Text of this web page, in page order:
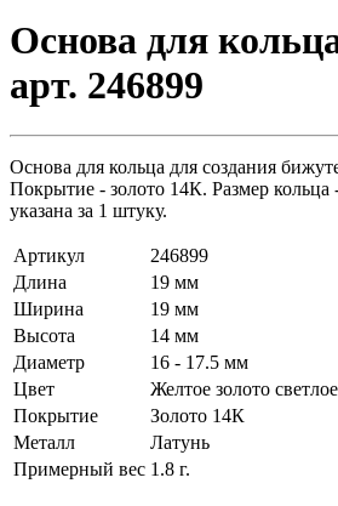
Основа для
арт. 246899
Основа для кольца для создания
Покрытие - золото 14К. Размер
указана за 1 штуку.
Артикул
246899
Длина
19 мм
Ширина
19 мм
Высота
14 мм
Диаметр
16 - 17.5 мм
Цвет
Желтое золото светлое
Покрытие
Золото 14К
Металл
Латунь
Примерный вес 1.8 г.